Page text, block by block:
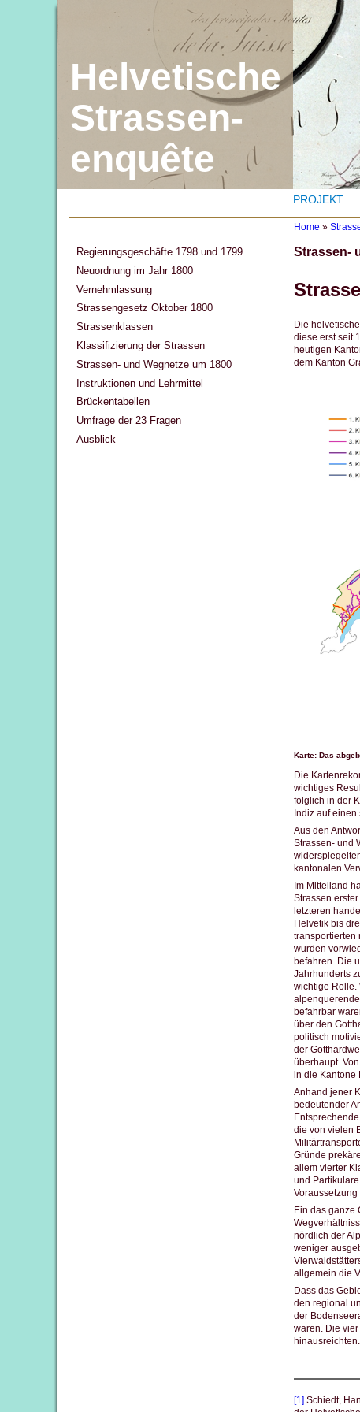
Helvetische
Strassen-
enquête
PROJEKT
Y
o
a
r
e
r
e
Home »
Strassen-
Die
diese erst seit
heutigen
dem Kanton
Karte: Das
Die
wichtiges
folglich in der
Indiz auf
Aus den
Strassen- und
kantonalen
Im Mittelland
Strassen
letzteren
Helvetik bis
transportierten
wurden
befahren. Die
Jahrhunderts
wichtige Rolle.
befahrbar
über den
politisch
der
überhaupt.
in die Kantone
Anhand jener
bedeutender
die von vielen
Gründe
allem vierter
und
Ein das ganze
nördlich der
weniger
allgemein die
Dass das
den regional
der
waren. Die
hinausreichten.
[1] Schiedt,
Regierungsgeschäfte 1798 und 1799
Neuordnung im Jahr 1800
Vernehmlassung
Strassengesetz Oktober 1800
Strassenklassen
Klassifizierung der Strassen
Strassen- und Wegnetze um 1800
Instruktionen und Lehrmittel
Brückentabellen
Umfrage der 23 Fragen
Ausblick